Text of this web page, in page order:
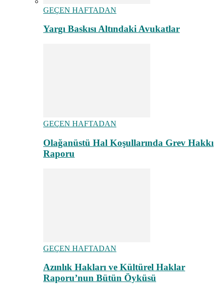
GEÇEN HAFTADAN
Yargı Baskısı Altındaki Avukatlar
GEÇEN HAFTADAN
Olağanüstü Hal Koşullarında Grev Hakkı
Raporu
GEÇEN HAFTADAN
Azınlık Hakları ve Kültürel Haklar
Raporu’nun Bütün Öyküsü